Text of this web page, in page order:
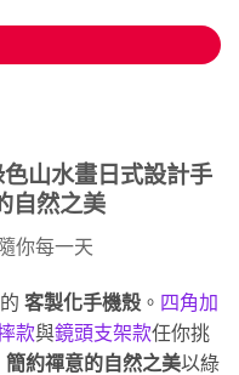
山水畫日式設計手
自然之美
你每一天
客製化手機殼 。 四角加
款與鏡頭支架款任你挑
約禪意的自然之美以綠